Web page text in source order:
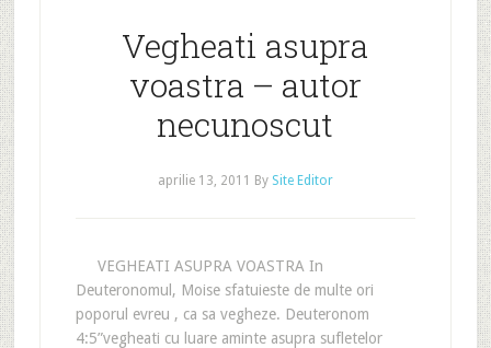
Vegheati asupra
voastra – autor
necunoscut
aprilie 13, 2011 By Site Editor
VEGHEATI ASUPRA VOASTRA In
Deuteronomul, Moise sfatuieste de multe ori
poporul evreu , ca sa vegheze. Deuteronom
4:5”vegheati cu luare aminte asupra sufletelor